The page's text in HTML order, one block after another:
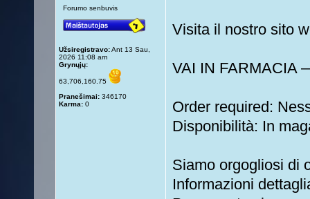
Forumo senbuvis
Užsiregistravo:Ant 13 Sau,
2026 11:08 am
Grynųjų:
63,706,160.75
Pranešimai: 346170
Karma: 0
Visita il nostro sito
VAI IN FARMACIA
Order required:
Disponibilità: In
Siamo orgogliosi di
Informazioni